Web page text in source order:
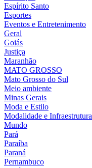
Espírito Santo
Esportes
Eventos e Entretenimento
Geral
Goiás
Justiça
Maranhão
MATO GROSSO
Mato Grosso do Sul
Meio ambiente
Minas Gerais
Moda e Estilo
Modalidade e Infraestrutura
Mundo
Pará
Paraíba
Paraná
Pernambuco